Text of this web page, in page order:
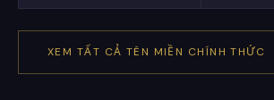
XEM TẤT CẢ TÊN MIỀN CHÍNH THỨC